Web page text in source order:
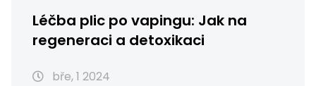
Léčba plic po vapingu: Jak na
regeneraci a detoxikaci
bře, 1 2024